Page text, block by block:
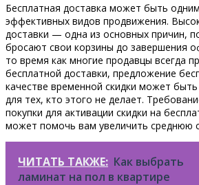
Бесплатная доставка может быть
эффективных видов продвижения.
доставки — одна из основных причин,
бросают свои корзины до завершения
то время как многие продавцы всегда
бесплатной доставки, предложение
качестве временной скидки может
для тех, кто этого не делает.
покупки для активации скидки на
может помочь вам увеличить среднюю
ЧИТАТЬ ТАКЖЕ: Как выбрать
ламинат на пол в квартире